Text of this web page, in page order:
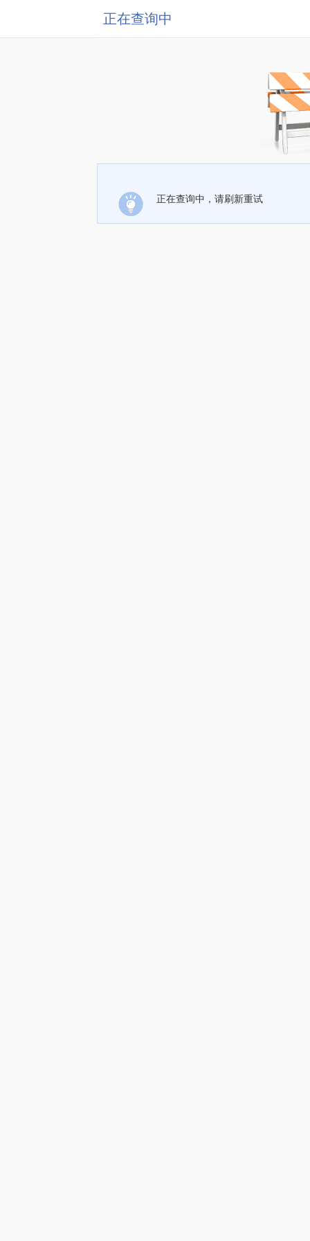
正在查询中
正在查询中，请刷新重试